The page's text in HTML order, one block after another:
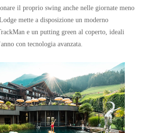
il proprio swing anche nelle giornate meno
mette a disposizione un moderno
e un putting green al coperto, ideali
con tecnologia avanzata.